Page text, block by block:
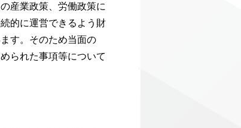
産業政策、労働政策に
的に運営できるよう財
す。そのため当面の
られた事項等について